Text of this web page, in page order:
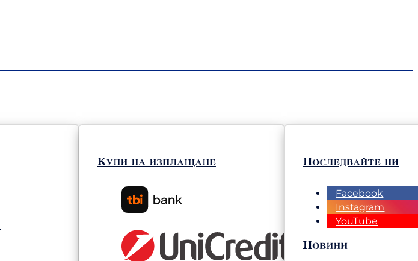
Купи на изплащане Последвайте ни
Facebook
Instagram
YouTube
Новини